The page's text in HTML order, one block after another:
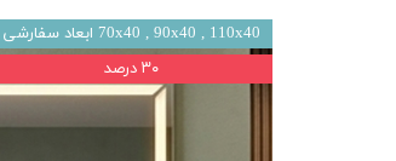
70x40 , 90x40 , 110x40 ابعاد سفارشی
۳۰ درصد